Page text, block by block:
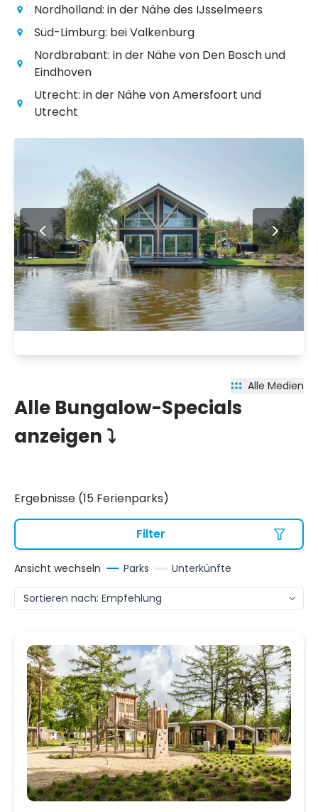
Nordholland: in der Nähe des IJsselmeers
Süd-Limburg: bei Valkenburg
Nordbrabant: in der Nähe von Den Bosch und
Eindhoven
Utrecht: in der Nähe von Amersfoort und
Utrecht
Alle Medien
Alle Bungalow-Specials
anzeigen ⤵️
Ergebnisse (15 Ferienparks)
Filter
Ansicht wechseln Parks Unterkünfte